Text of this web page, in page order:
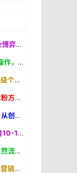
（8910期）2025老板稳赚创业营：商业博弈中高级思维和生存策略，帮助创业者快速盈利
（6184期）京东短视频带货，小白无脑操作，每天五分钟
（12059期）人生 IPO-21 天奇迹营｜超级个体升级打怪的极简地图，打通输入转化输出闭环，轻松实现认知升级
（4097期）B站混剪读稿日引200+创业粉方法4.0曝光，24年8月最新方法Ai一键操作 速
（10195期）AI视频品牌宣传片创作课：从创意到成片7步走，用AI快速打造电影质感品牌视频
（11658期）2026AI短视频获客实操6月10-14号线下营，解决视频没流量无客户难题，全套脚本模板实现流量变现
（4217期）主播运营【8月新课】拉爆自然流，做懂流量的主播新规政策下，自然流破
（395期）营销实操课，帮助营销员提升营销技能【完结】【音频+文档